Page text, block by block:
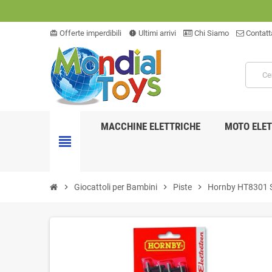
card_giftcard Offerte imperdibili new_releases Ultimi arrivi Chi Siamo
view_headline
MACCHINE ELETTRICHE MOTO
chevron_right Giocattoli per Bambini chevron_right Piste chevron_right Hornby HT8301